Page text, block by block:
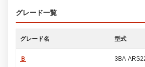
グレード一覧
グレード名 型式
Ｂ 3BA-